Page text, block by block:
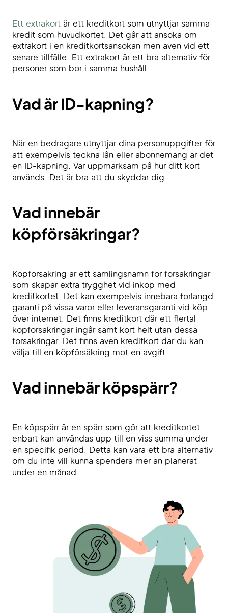
Ett extrakort är ett kreditkort som utnyttjar samma
kredit som huvudkortet. Det går att ansöka om
extrakort i en kreditkortsansökan men även vid ett
senare tillfälle. Ett extrakort är ett bra alternativ för
personer som bor i samma hushåll.
Vad är ID-kapning?
När en bedragare utnyttjar dina personuppgifter för
att exempelvis teckna lån eller abonnemang är det
en ID-kapning. Var uppmärksam på hur ditt kort
används. Det är bra att du skyddar dig.
Vad innebär
köpförsäkringar?
Köpförsäkring är ett samlingsnamn för försäkringar
som skapar extra trygghet vid inköp med
kreditkortet. Det kan exempelvis innebära förlängd
garanti på vissa varor eller leveransgaranti vid köp
över internet. Det finns kreditkort där ett flertal
köpförsäkringar ingår samt kort helt utan dessa
försäkringar. Det finns även kreditkort där du kan
välja till en köpförsäkring mot en avgift.
Vad innebär köpspärr?
En köpspärr är en spärr som gör att kreditkortet
enbart kan användas upp till en viss summa under
en specifik period. Detta kan vara ett bra alternativ
om du inte vill kunna spendera mer än planerat
under en månad.